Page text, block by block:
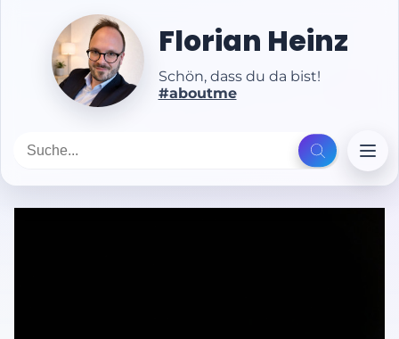
Florian Heinz
Schön, dass du da bist!
#aboutme